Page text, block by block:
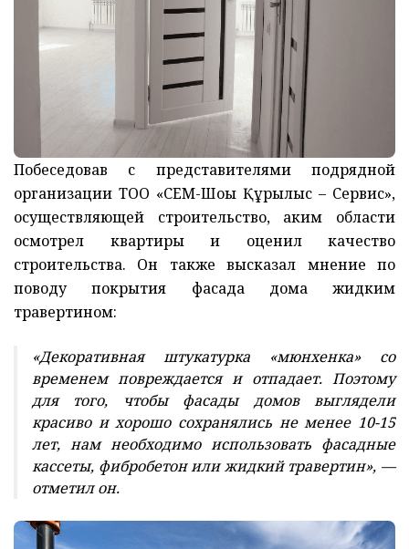
Побеседовав с представителями подрядной
организации ТОО «СЕМ-Шоғы Құрылыс – Сервис»,
осуществляющей строительство, аким области
осмотрел квартиры и оценил качество
строительства. Он также высказал мнение по
поводу покрытия фасада дома жидким
травертином:
«Декоративная штукатурка «мюнхенка» со
временем повреждается и отпадает. Поэтому
для того, чтобы фасады домов выглядели
красиво и хорошо сохранялись не менее 10-15
лет, нам необходимо использовать фасадные
кассеты, фибробетон или жидкий травертин», —
отметил он.